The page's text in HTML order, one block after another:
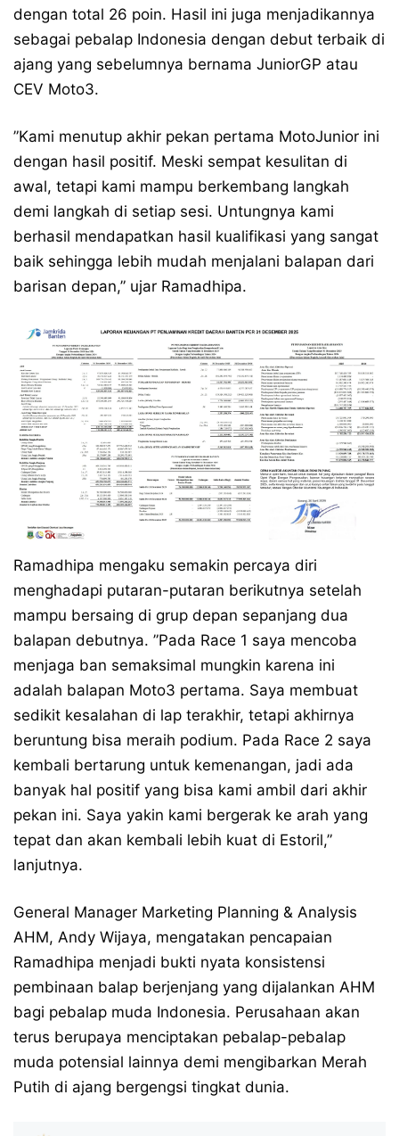
dengan total 26 poin. Hasil ini juga menjadikannya
sebagai pebalap Indonesia dengan debut terbaik di
ajang yang sebelumnya bernama JuniorGP atau
CEV Moto3.
”Kami menutup akhir pekan pertama MotoJunior ini
dengan hasil positif. Meski sempat kesulitan di
awal, tetapi kami mampu berkembang langkah
demi langkah di setiap sesi. Untungnya kami
berhasil mendapatkan hasil kualifikasi yang sangat
baik sehingga lebih mudah menjalani balapan dari
barisan depan,” ujar Ramadhipa.
Ramadhipa mengaku semakin percaya diri
menghadapi putaran-putaran berikutnya setelah
mampu bersaing di grup depan sepanjang dua
balapan debutnya. ”Pada Race 1 saya mencoba
menjaga ban semaksimal mungkin karena ini
adalah balapan Moto3 pertama. Saya membuat
sedikit kesalahan di lap terakhir, tetapi akhirnya
beruntung bisa meraih podium. Pada Race 2 saya
kembali bertarung untuk kemenangan, jadi ada
banyak hal positif yang bisa kami ambil dari akhir
pekan ini. Saya yakin kami bergerak ke arah yang
tepat dan akan kembali lebih kuat di Estoril,”
lanjutnya.
General Manager Marketing Planning & Analysis
AHM, Andy Wijaya, mengatakan pencapaian
Ramadhipa menjadi bukti nyata konsistensi
pembinaan balap berjenjang yang dijalankan AHM
bagi pebalap muda Indonesia. Perusahaan akan
terus berupaya menciptakan pebalap-pebalap
muda potensial lainnya demi mengibarkan Merah
Putih di ajang bergengsi tingkat dunia.